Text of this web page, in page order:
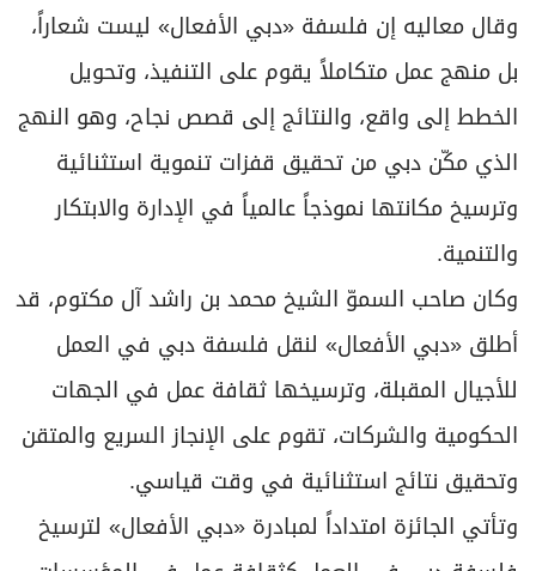
وقال معاليه إن فلسفة «دبي الأفعال» ليست شعاراً،
بل منهج عمل متكاملاً يقوم على التنفيذ، وتحويل
الخطط إلى واقع، والنتائج إلى قصص نجاح، وهو النهج
الذي مكّن دبي من تحقيق قفزات تنموية استثنائية
وترسيخ مكانتها نموذجاً عالمياً في الإدارة والابتكار
والتنمية.
وكان صاحب السموّ الشيخ محمد بن راشد آل مكتوم، قد
أطلق «دبي الأفعال» لنقل فلسفة دبي في العمل
للأجيال المقبلة، وترسيخها ثقافة عمل في الجهات
الحكومية والشركات، تقوم على الإنجاز السريع والمتقن
وتحقيق نتائج استثنائية في وقت قياسي.
وتأتي الجائزة امتداداً لمبادرة «دبي الأفعال» لترسيخ